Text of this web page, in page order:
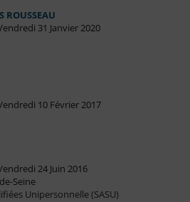
ROUSSEAU
31 Janvier 2020
10 Février 2017
24 Juin 2016
Seine
Unipersonnelle (SASU)